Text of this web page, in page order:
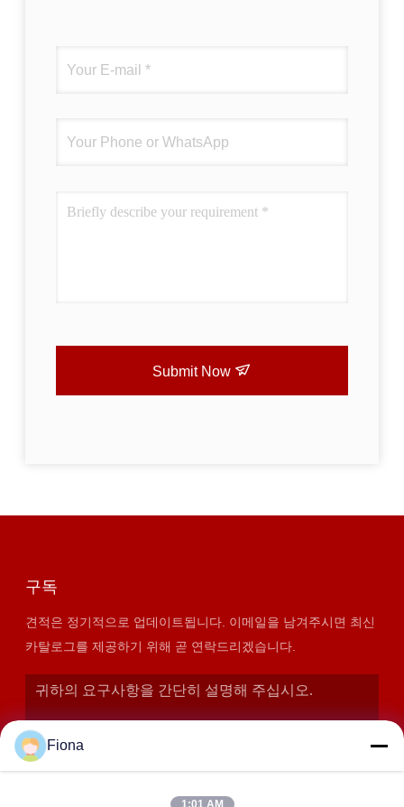
Submit Now
구독
견적은 정기적으로 업데이트됩니다. 이메일을 남겨주시면 최신
카탈로그를 제공하기 위해 곧 연락드리겠습니다.
Fiona
1:01 AM